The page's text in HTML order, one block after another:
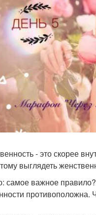
- это скорее
выглядеть
самое важное правило?
противоположна.